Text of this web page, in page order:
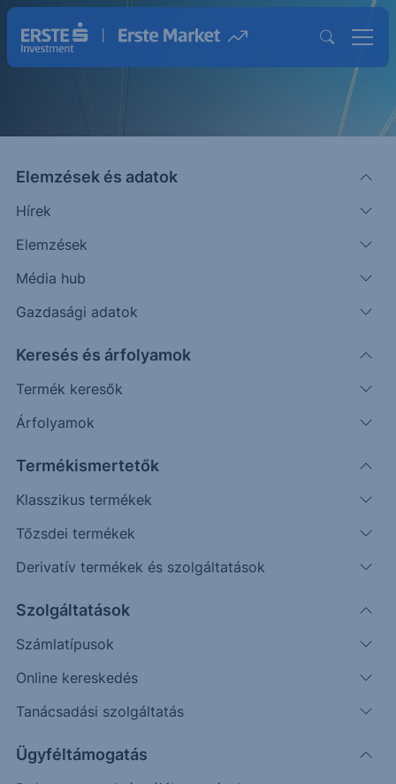
Elemzések és adatok
Hírek
Elemzések
Média hub
Gazdasági adatok
Keresés és árfolyamok
Termék keresők
Árfolyamok
Termékismertetők
Klasszikus termékek
Tőzsdei termékek
Derivatív termékek és szolgáltatások
Szolgáltatások
Számlatípusok
Online kereskedés
Tanácsadási szolgáltatás
Ügyféltámogatás
Strukturált Értékpapírok
Magasabb hozam lehetősége egyedi
Védelmi mechanizmussal
rendelkező egyedi befektetési
lehetőséget keresel?
Az Erste Strukturált Értékpapír kínálatával különböző
piaci helyzetekre találhatsz megfelelő befektetési
A havonta érkező termékek között találsz olyat, ahol a